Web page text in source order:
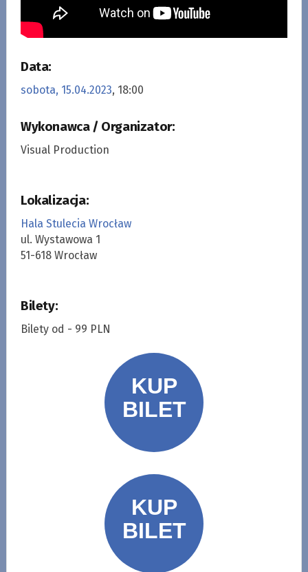
Data:
sobota, 15.04.2023, 18:00
Wykonawca / Organizator:
Visual Production
Lokalizacja:
Hala Stulecia Wrocław
ul. Wystawowa 1
51-618 Wrocław
Bilety:
Bilety od - 99 PLN